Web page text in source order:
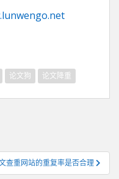
论文狗 论文降重
查重网站的重复率是否合理